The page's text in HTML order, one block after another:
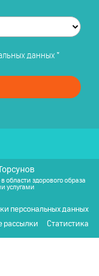
данных*
области здорового образа
услугами
персональных данных
рассылки
Статистика